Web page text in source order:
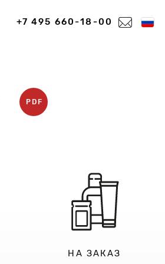
+7 495 660-18-00
PDF
НА ЗАКАЗ